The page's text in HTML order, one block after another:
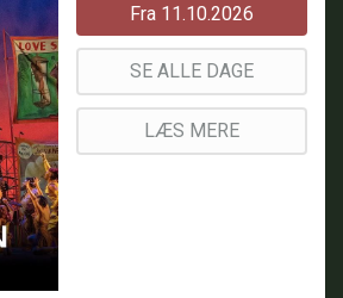
Fra 11.10.2026
SE ALLE DAGE
LÆS MERE